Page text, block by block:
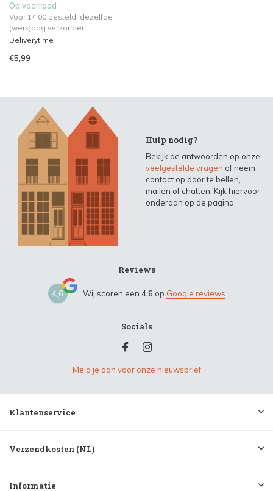
Op voorraad
Voor 14.00 besteld, dezelfde
(werk)dag verzonden.
Deliverytime
€5,99
Hulp nodig?
Bekijk de antwoorden op onze
veelgestelde vragen of neem
contact op door te bellen,
mailen of chatten. Kijk hiervoor
onderaan op de pagina.
Reviews
4,6 Wij scoren een 4,6 op Google reviews
Socials
Meld je aan voor onze nieuwsbrief
Klantenservice
Verzendkosten (NL)
Informatie